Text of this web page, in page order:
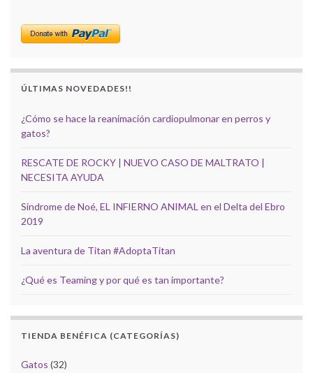
ÚLTIMAS NOVEDADES!!
¿Cómo se hace la reanimación cardiopulmonar en perros y
gatos?
RESCATE DE ROCKY | NUEVO CASO DE MALTRATO |
NECESITA AYUDA
Sindrome de Noé, EL INFIERNO ANIMAL en el Delta del Ebro
2019
La aventura de Titan #AdoptaTitan
¿Qué es Teaming y por qué es tan importante?
TIENDA BENÉFICA (CATEGORÍAS)
Gatos (32)